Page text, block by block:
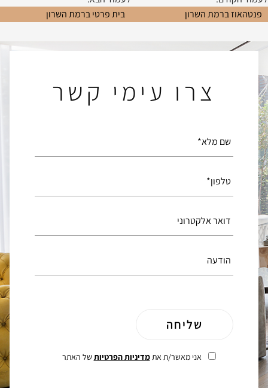
פנטהאוז ברמת השרון
בית פרטי ברמת השרון
צרו עימי קשר
אני מאשר/ת אתמדיניות הפרטיות של האתר